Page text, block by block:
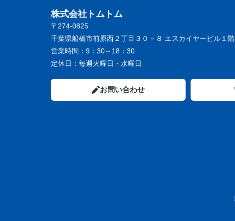
株式会社トムトム
〒274-0825
千葉県船橋市前原西２丁目３０－８ エスカイヤービル１階
営業時間： 9：30～18：30
定休日： 毎週火曜日・水曜日
お問い合わせ